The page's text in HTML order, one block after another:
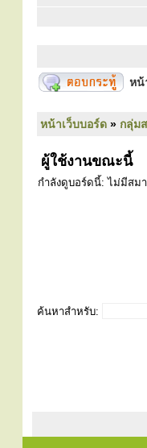
หน้
หน้าเว็บบอร์ด » กลุ่ม
ผู้ใช้งานขณะนี้
กำลังดูบอร์ดนี้: ไม่มีสม
ค้นหาสำหรับ: